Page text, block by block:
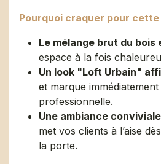
Pourquoi craquer pour
Le mélange brut du bois
espace à la fois
Un look "Loft Urbain"
et marque
professionnelle.
Une ambiance
met vos clients à l’aise
la porte.